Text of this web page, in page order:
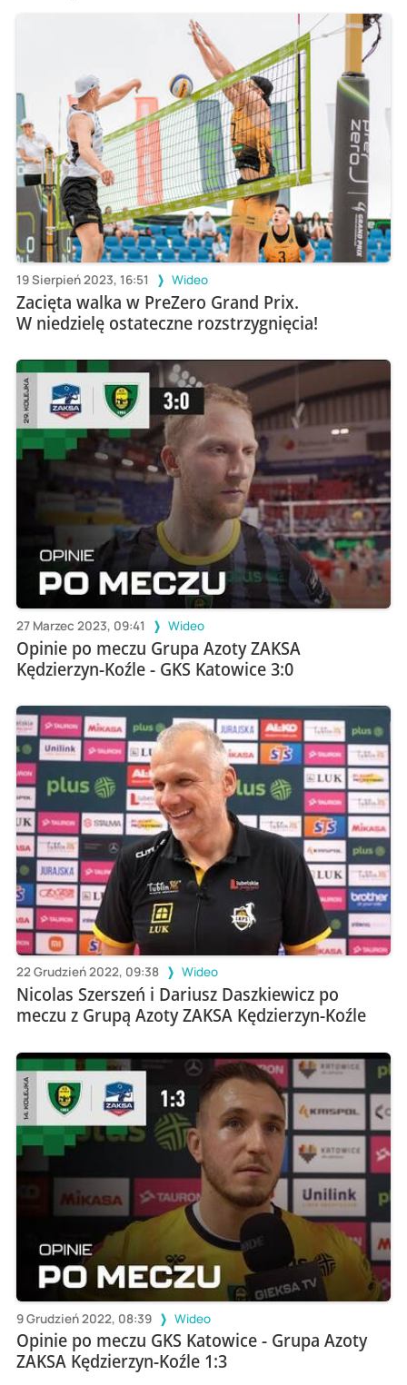
19 Sierpień 2023, 16:51 Wideo
Zacięta walka w PreZero Grand Prix.
W niedzielę ostateczne rozstrzygnięcia!
27 Marzec 2023, 09:41 Wideo
Opinie po meczu Grupa Azoty ZAKSA
Kędzierzyn-Koźle - GKS Katowice 3:0
22 Grudzień 2022, 09:38 Wideo
Nicolas Szerszeń i Dariusz Daszkiewicz po
meczu z Grupą Azoty ZAKSA Kędzierzyn-Koźle
9 Grudzień 2022, 08:39 Wideo
Opinie po meczu GKS Katowice - Grupa Azoty
ZAKSA Kędzierzyn-Koźle 1:3